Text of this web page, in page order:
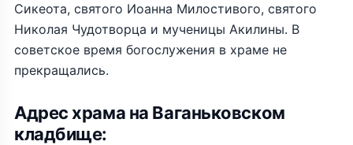
Сикеота, святого Иоанна Милостивого, святого
Николая Чудотворца и мученицы Акилины. В
советское время богослужения в храме не
прекращались.
Адрес храма на Ваганьковском
кладбище: